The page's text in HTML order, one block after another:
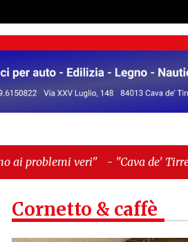
-"Cava de' Tirreni, quando la
Cornetto & caffè